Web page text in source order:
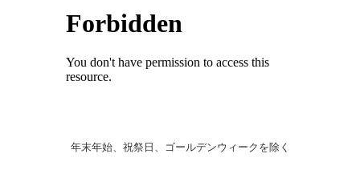
年末年始、祝祭日、ゴールデンウィークを除く